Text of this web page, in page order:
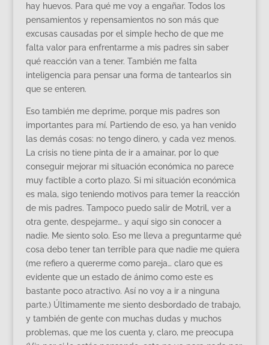
hay huevos. Para qué me voy a engañar. Todos los
pensamientos y repensamientos no son más que
excusas causadas por el simple hecho de que me
falta valor para enfrentarme a mis padres sin saber
qué reacción van a tener. También me falta
inteligencia para pensar una forma de tantearlos sin
que se enteren.
Eso también me deprime, porque mis padres son
importantes para mí. Partiendo de eso, ya han venido
las demás cosas: no tengo dinero, y cada vez menos.
La crisis no tiene pinta de ir a amainar, por lo que
conseguir mejorar mi situación económica no parece
muy factible a corto plazo. Si mi situación económica
es mala, sigo teniendo motivos para temer la reacción
de mis padres. Tampoco puedo salir de Motril, ver a
otra gente, despejarme… y aquí sigo sin conocer a
nadie. Me siento solo. Eso me lleva a preguntarme qué
cosa debo tener tan terrible para que nadie me quiera
(me refiero a quererme como pareja… claro que es
evidente que un estado de ánimo como este es
bastante poco atractivo. Así no voy a ir a ninguna
parte.) Últimamente me siento desbordado de trabajo,
y también de gente con muchas dudas y muchos
problemas, que me los cuenta y, claro, me preocupa